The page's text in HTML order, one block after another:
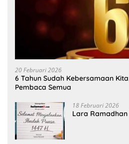
20 Februari 2026
6 Tahun Sudah Kebersamaan
Pembaca Semua
18 Februari 2026
Lara Ramadhan